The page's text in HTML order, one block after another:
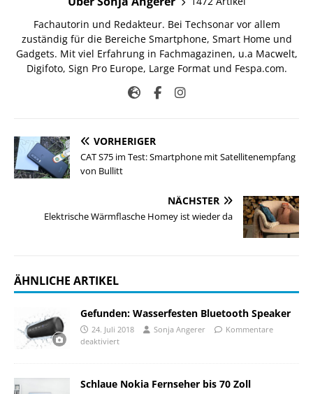
Fachautorin und Redakteur. Bei Techsonar vor allem
zuständig für die Bereiche Smartphone, Smart Home und
Gadgets. Mit viel Erfahrung in Fachmagazinen, u.a Macwelt,
Digifoto, Sign Pro Europe, Large Format und Fespa.com.
VORHERIGER
CAT S75 im Test: Smartphone mit Satellitenempfang
von Bullitt
NÄCHSTER
Elektrische Wärmflasche Homey ist wieder da
ÄHNLICHE ARTIKEL
Gefunden: Wasserfesten Bluetooth Speaker
24. Juli 2018 Sonja Angerer
Kommentare
deaktiviert
Schlaue Nokia Fernseher bis 70 Zoll